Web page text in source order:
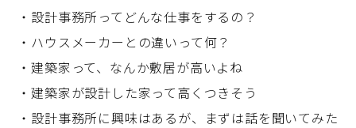
・設計事務所ってどんな仕事をするの？
・ハウスメーカーとの違いって何？
・建築家って、なんか敷居が高いよね
・建築家が設計した家って高くつきそう
・設計事務所に興味はあるが、まずは話を聞いてみた